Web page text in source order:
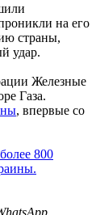
на его
страны,
удар.
Железные
Газа.
, впервые со
800